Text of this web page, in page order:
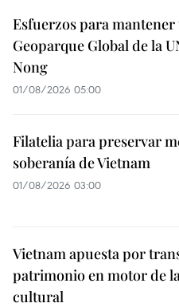
Esfuerzos para
Geoparque Global de la
Nong
01/08/2026 05:00
Filatelia para preservar
soberanía de Vietnam
01/08/2026 03:00
Vietnam apuesta por
patrimonio en motor de
cultural